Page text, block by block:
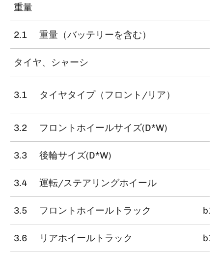
重量
2.1 重量（バッテリーを含む）
タイヤ、シャーシ
3.1 タイヤタイプ（フロント/リア）
3.2 フロントホイールサイズ(D*W)
3.3 後輪サイズ(D*W)
3.4 運転/ステアリングホイール
3.5 フロントホイールトラック b10
3.6 リアホイールトラック b11